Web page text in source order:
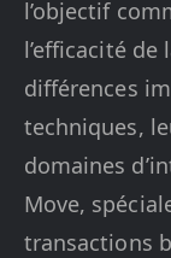
l’objectif
l’efficacité
différences
techniques,
domaines
Move,
transactions